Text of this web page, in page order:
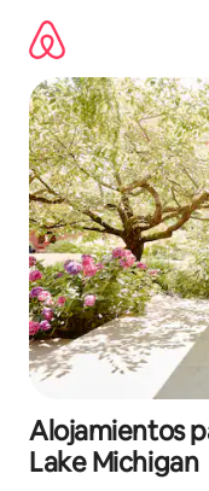
contenido
Alojamientos
Lake Michigan